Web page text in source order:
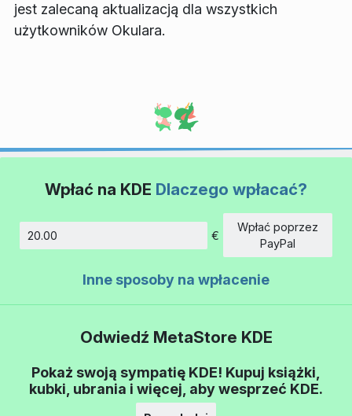
jest zalecaną aktualizacją dla wszystkich
użytkowników Okulara.
Wpłać na KDE Dlaczego wpłacać?
€
Wpłać poprzez
PayPal
Inne sposoby na wpłacenie
Odwiedź MetaStore KDE
Pokaż swoją sympatię KDE! Kupuj książki,
kubki, ubrania i więcej, aby wesprzeć KDE.